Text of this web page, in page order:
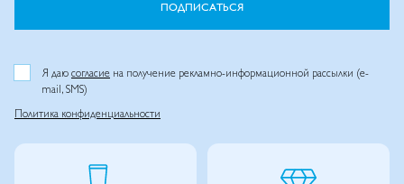
Я даю согласие на получение рекламно-информационной рассылки (e-
mail, SMS)
Политика конфиденциальности
ПОДПИСАТЬСЯ